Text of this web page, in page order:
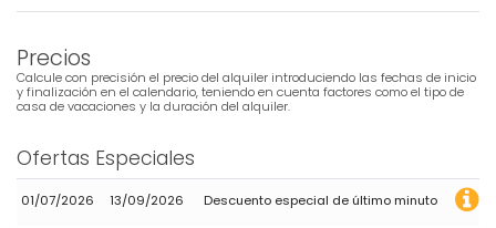
Precios
Calcule con precisión el precio del alquiler introduciendo las fechas de inicio
y finalización en el calendario, teniendo en cuenta factores como el tipo de
casa de vacaciones y la duración del alquiler.
Ofertas Especiales
01/07/2026 13/09/2026 Descuento especial de último minuto